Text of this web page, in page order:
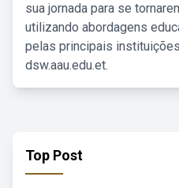
sua jornada para se
utilizando abordagens
pelas principais
dsw.aau.edu.et.
Top Post